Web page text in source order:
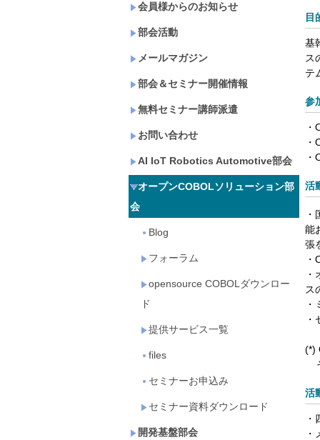
会員様からのお知らせ
部会活動
メールマガジン
部会＆セミナー開催情報
無料セミナー講師派遣
お問い合わせ
AI IoT Robotics Automotive部会
オープンCOBOLソリューション部
会
Blog
フォーラム
opensource COBOLダウンロー
ド
提供サービス一覧
files
セミナーお申込み
セミナー資料ダウンロード
開発基盤部会
目
基
ス
テ
参
活
能
張
ス
(*)
活